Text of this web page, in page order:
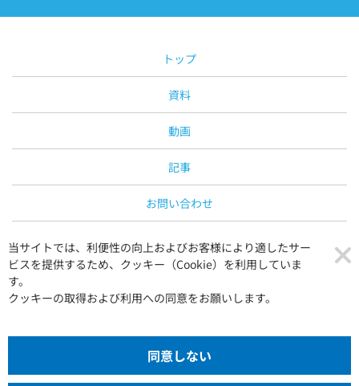
トップ
資料
動画
記事
お問い合わせ
運営会社
プライバシーポリシー
当サイトでは、利便性の向上およびお客様により適したサー
ビスを提供するため、クッキー（Cookie）を利用していま
す。
クッキーの取得および利用への同意をお願いします。
同意しない